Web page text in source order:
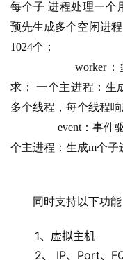
每个子 进程处理一个
预先生成多个空闲进
1024个；
worker：多线
求； 一个主进程：
多个线程，每个线程响
event：事件驱动
个主进程：生成m个子
同时支持以下功能
1、虚拟主机
2、 IP、Port、